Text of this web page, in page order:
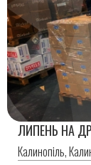
ЛИПЕНЬ НА
Калинопіль,